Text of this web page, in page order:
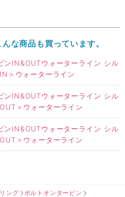
な商品も買っています。
ンIN&OUTウォーターライン シル
＞ウォーターライン
ンIN&OUTウォーターライン シル
＞ウォーターライン
ンIN&OUTウォーターライン シル
＞ウォーターライン
ング
ボルトオンタービン